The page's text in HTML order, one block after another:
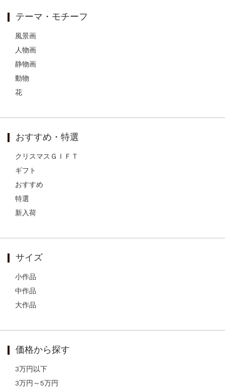
テーマ・モチーフ
風景画
人物画
静物画
動物
花
おすすめ・特選
クリスマスＧＩＦＴ
ギフト
おすすめ
特選
新入荷
サイズ
小作品
中作品
大作品
価格から探す
3万円以下
3万円～5万円